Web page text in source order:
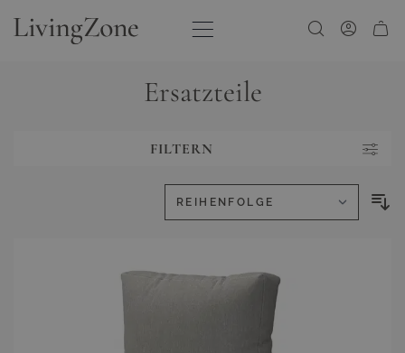
Ersatzteile
FILTERN